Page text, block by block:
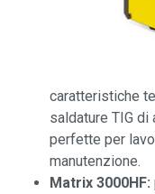
caratteristiche
saldature TIG di
perfette per
manutenzione.
Matrix 3000HF: